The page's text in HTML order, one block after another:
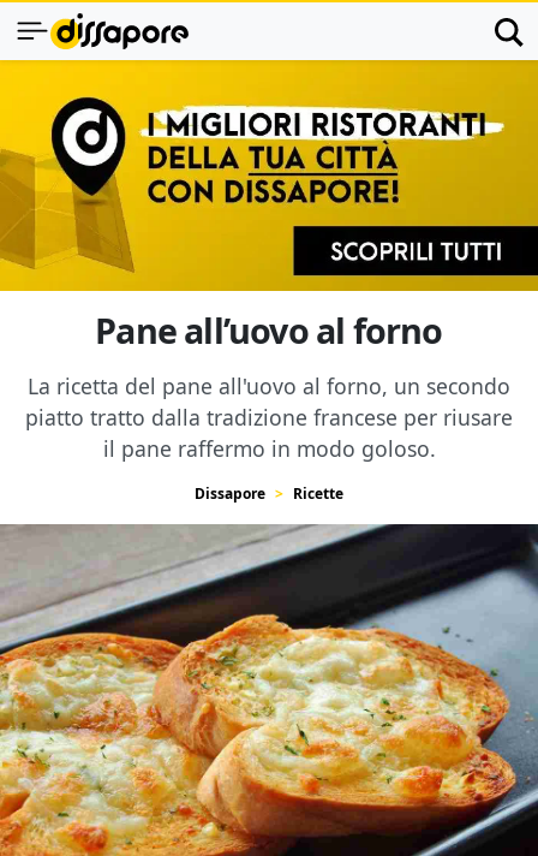
Pane all’uovo al forno
La ricetta del pane all'uovo al forno, un secondo
piatto tratto dalla tradizione francese per riusare
il pane raffermo in modo goloso.
Dissapore Ricette